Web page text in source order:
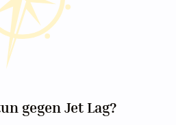
gegen Jet Lag?